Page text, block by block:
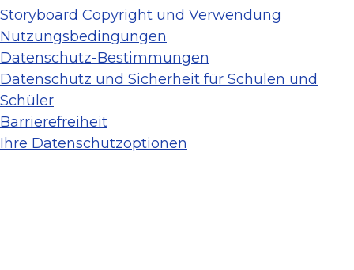
Storyboard Copyright und Verwendung
Nutzungsbedingungen
Datenschutz-Bestimmungen
Datenschutz und Sicherheit für Schulen und
Schüler
Barrierefreiheit
Ihre Datenschutzoptionen